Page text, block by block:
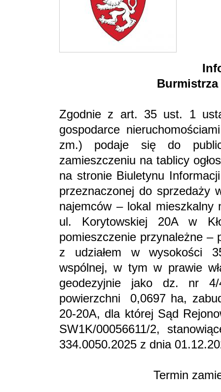
Burmistrza
Zgodnie z art. 35 ust. 1
gospodarce
zm.) podaje się do
zamieszczeniu na tablicy
na stronie Biuletynu
przeznaczonej do sprzedaży
najemców – lokal
ul. Korytowskiej 20A w
pomieszczenie przynależne –
z udziałem w wysokości
wspólnej, w tym w prawie
geodezyjnie jako dz. nr
powierzchni 0,0697 ha,
20-20A, dla której Sąd
SW1K/00056611/2,
334.0050.2025 z dnia
Termin